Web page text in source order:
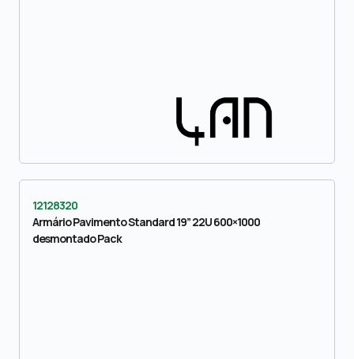
12128320
Armário Pavimento Standard 19” 22U 600×1000
desmontado Pack